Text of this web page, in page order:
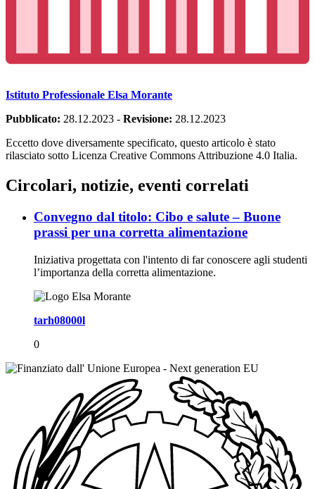
Istituto Professionale Elsa Morante
Pubblicato: 28.12.2023 - Revisione: 28.12.2023
Eccetto dove diversamente specificato, questo articolo è stato
rilasciato sotto Licenza Creative Commons Attribuzione 4.0 Italia.
Circolari, notizie, eventi correlati
Convegno dal titolo: Cibo e salute – Buone
prassi per una corretta alimentazione
Iniziativa progettata con l'intento di far conoscere agli studenti
l’importanza della corretta alimentazione.
tarh08000l
0